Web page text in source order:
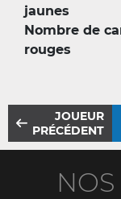
jaunes
Nombre de
rouges
JOUEUR
PRÉCÉDENT